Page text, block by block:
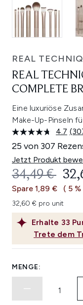
REAL
REAL
COMPLETE
Eine luxuriöse
Make-Up-Pinseln
4.7 307
Link
auf
25 von 307
Jetzt Produkt
Erhalte 33
Trete dem
34,49 €
Spare 1,89 € ( 5
32,60 € pro unit
MENGE: